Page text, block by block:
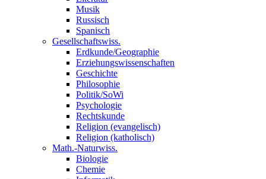
Musik
Russisch
Spanisch
Gesellschaftswiss.
Erdkunde/Geographie
Erziehungswissenschaften
Geschichte
Philosophie
Politik/SoWi
Psychologie
Rechtskunde
Religion (evangelisch)
Religion (katholisch)
Math.-Naturwiss.
Biologie
Chemie